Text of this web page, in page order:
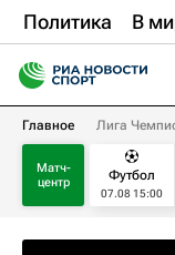
Политика В
Главное Лига
Матч-
центр
Футбол
07.08 15:00